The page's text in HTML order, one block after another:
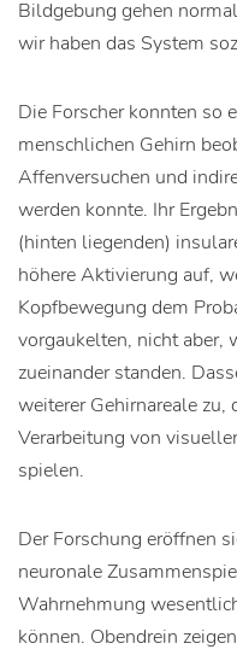
Bildgebung gehen
wir haben das System
Die Forscher konnten so
menschlichen Gehirn
Affenversuchen und
werden konnte. Ihr
(hinten liegenden)
höhere Aktivierung auf,
Kopfbewegung dem
vorgaukelten, nicht aber,
zueinander standen.
weiterer Gehirnareale
Verarbeitung von
spielen.
Der Forschung eröffnen
neuronale
Wahrnehmung
können. Obendrein